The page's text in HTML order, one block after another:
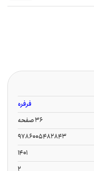
فرفره
36 صفحه
9786005482843
1401